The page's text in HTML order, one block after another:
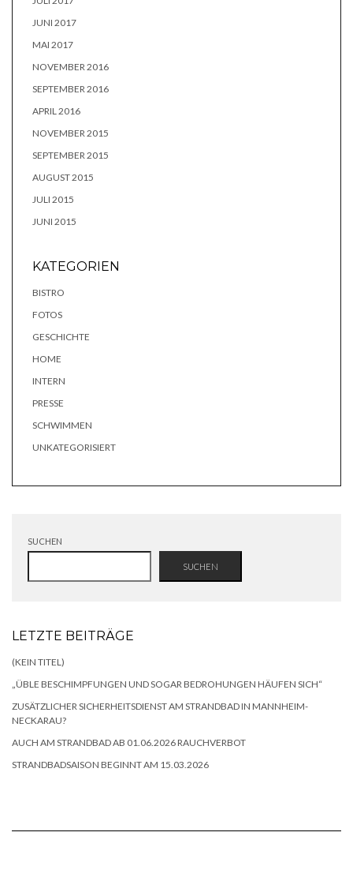
JUNI 2017
MAI 2017
NOVEMBER 2016
SEPTEMBER 2016
APRIL 2016
NOVEMBER 2015
SEPTEMBER 2015
AUGUST 2015
JULI 2015
JUNI 2015
KATEGORIEN
BISTRO
FOTOS
GESCHICHTE
HOME
INTERN
PRESSE
SCHWIMMEN
UNKATEGORISIERT
SUCHEN
SUCHEN
LETZTE BEITRÄGE
(KEIN TITEL)
„ÜBLE BESCHIMPFUNGEN UND SOGAR BEDROHUNGEN HÄUFEN SICH“
ZUSÄTZLICHER SICHERHEITSDIENST AM STRANDBAD IN MANNHEIM-
NECKARAU?
AUCH AM STRANDBAD AB 01.06.2026 RAUCHVERBOT
STRANDBADSAISON BEGINNT AM 15.03.2026